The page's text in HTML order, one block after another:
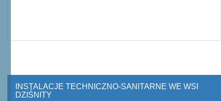
INSTALACJE TECHNICZNO-SANITARNE WE WSI
DZIŚNITY